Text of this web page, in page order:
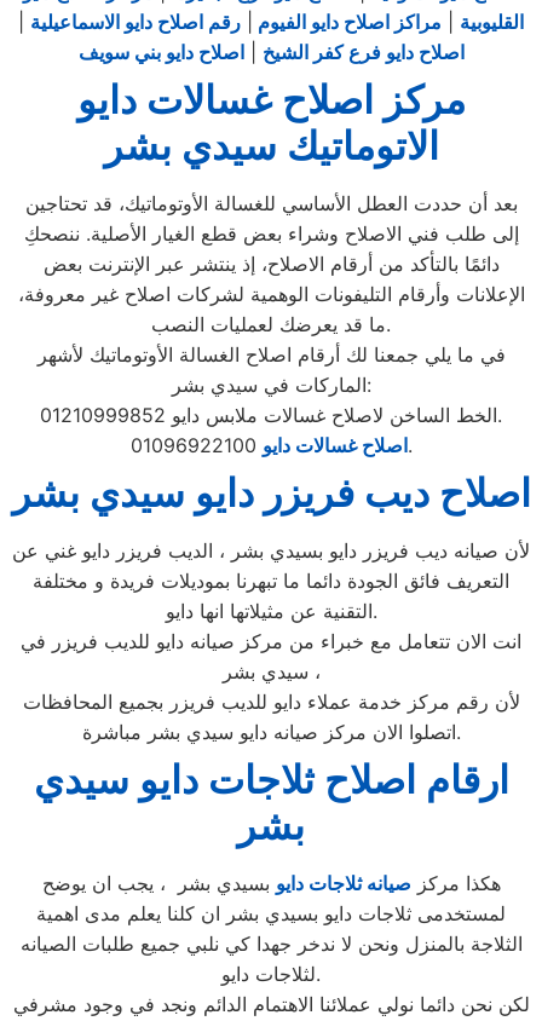
القليوبية
مراكز اصلاح دايو الفيوم رقم اصلاح دايو الاسماعيلية
اصلاح دايو فرع كفر الشيخ |اصلاح دايو بني سويف
مركز اصلاح غسالات دايو
الاتوماتيك سيدي بشر
بعد أن حددت العطل الأساسي للغسالة الأوتوماتيك، قد تحتاجين
إلى طلب فني الاصلاح وشراء بعض قطع الغيار الأصلية. ننصحكِ
دائمًا بالتأكد من أرقام الاصلاح، إذ ينتشر عبر الإنترنت بعض
الإعلانات وأرقام التليفونات الوهمية لشركات اصلاح غير معروفة،
ما قد يعرضك لعمليات النصب.
في ما يلي جمعنا لك أرقام اصلاح الغسالة الأوتوماتيك لأشهر
الماركات في سيدي بشر:
الخط الساخن لاصلاح غسالات ملابس دايو 01210999852.
اصلاح غسالات دايو01096922100.
اصلاح ديب فريزر دايو سيدي بشر
لأن صيانه ديب فريزر دايو بسيدي بشر ، الديب فريزر دايو غني عن
التعريف فائق الجودة دائما ما تبهرنا بموديلات فريدة و مختلفة
التقنية عن مثيلاتها انها دايو.
انت الان تتعامل مع خبراء من مركز صيانه دايو للديب فريزر في
سيدي بشر ،
لأن رقم مركز خدمة عملاء دايو للديب فريزر بجميع المحافظات
اتصلوا الان مركز صيانه دايو سيدي بشر مباشرة.
ارقام اصلاح ثلاجات دايو سيدي
بشر
هكذا مركز صيانه ثلاجات دايو بسيدي بشر ، يجب ان يوضح
لمستخدمى ثلاجات دايو بسيدي بشر ان كلنا يعلم مدى اهمية
الثلاجة بالمنزل ونحن لا ندخر جهدا كي نلبي جميع طلبات الصيانه
لثلاجات دايو.
لكن نحن دائما نولي عملائنا الاهتمام الدائم ونجد في وجود مشرفي